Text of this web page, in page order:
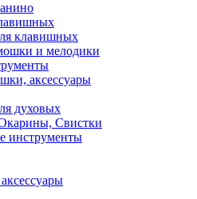
клавишных
и мелодики
аксессуары
духовых
Свистки
инструменты